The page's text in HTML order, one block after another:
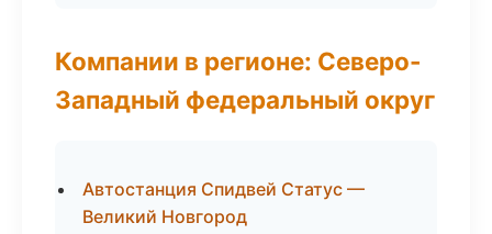
Компании в регионе: Северо-
Западный федеральный округ
Автостанция Спидвей Статус —
Великий Новгород